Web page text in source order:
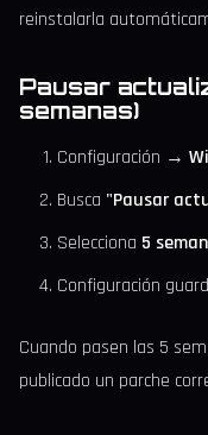
reinstalarla
Pausar
semanas)
Configuración →
Busca "Pausar
Selecciona 5
Configuración
Cuando pasen las 5
publicado un parche